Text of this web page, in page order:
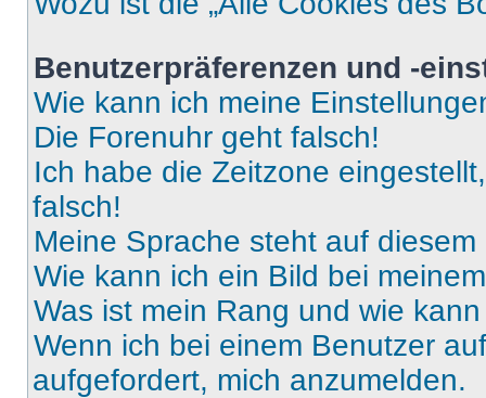
Benutzerpräferenzen und -
Wie kann ich meine
Die Forenuhr geht falsch!
Ich habe die Zeitzone
falsch!
Meine Sprache steht auf
Wie kann ich ein Bild bei
Was ist mein Rang und wie
Wenn ich bei einem Benutzer
aufgefordert, mich anzumelden.